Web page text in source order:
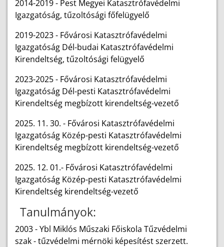
2014-2019 - Pest Megyei Katasztrófavédelmi
Igazgatóság, tűzoltósági főfelügyelő
2019-2023 - Fővárosi Katasztrófavédelmi
Igazgatóság Dél-budai Katasztrófavédelmi
Kirendeltség, tűzoltósági felügyelő
2023-2025 - Fővárosi Katasztrófavédelmi
Igazgatóság Dél-pesti Katasztrófavédelmi
Kirendeltség megbízott kirendeltség-vezető
2025. 11. 30. - Fővárosi Katasztrófavédelmi
Igazgatóság Közép-pesti Katasztrófavédelmi
Kirendeltség megbízott kirendeltség-vezető
2025. 12. 01.- Fővárosi Katasztrófavédelmi
Igazgatóság Közép-pesti Katasztrófavédelmi
Kirendeltség kirendeltség-vezető
Tanulmányok:
2003 - Ybl Miklós Műszaki Főiskola Tűzvédelmi
szak - tűzvédelmi mérnöki képesítést szerzett.